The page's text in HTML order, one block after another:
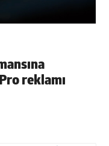
reklamı